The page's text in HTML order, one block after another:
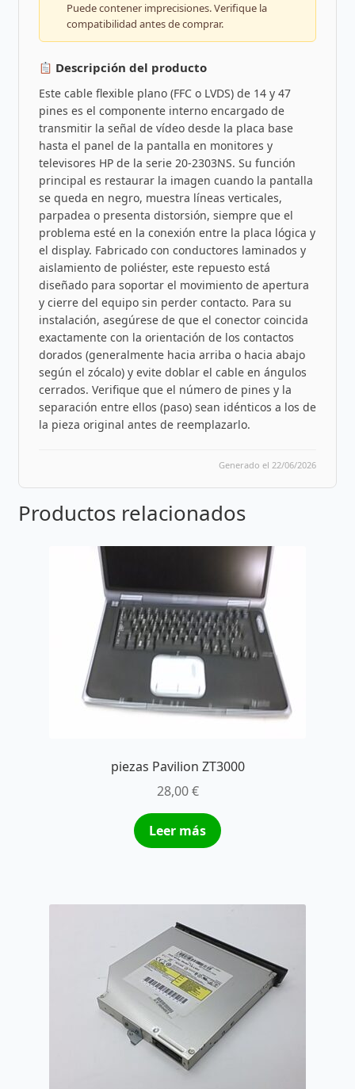
Puede contener imprecisiones. Verifique la
compatibilidad antes de comprar.
Descripción del producto
Este cable flexible plano (FFC o LVDS) de 14 y 47
pines es el componente interno encargado de
transmitir la señal de vídeo desde la placa base
hasta el panel de la pantalla en monitores y
televisores HP de la serie 20-2303NS. Su función
principal es restaurar la imagen cuando la pantalla
se queda en negro, muestra líneas verticales,
parpadea o presenta distorsión, siempre que el
problema esté en la conexión entre la placa lógica y
el display. Fabricado con conductores laminados y
aislamiento de poliéster, este repuesto está
diseñado para soportar el movimiento de apertura
y cierre del equipo sin perder contacto. Para su
instalación, asegúrese de que el conector coincida
exactamente con la orientación de los contactos
dorados (generalmente hacia arriba o hacia abajo
según el zócalo) y evite doblar el cable en ángulos
cerrados. Verifique que el número de pines y la
separación entre ellos (paso) sean idénticos a los de
la pieza original antes de reemplazarlo.
Generado el 22/06/2026
Productos relacionados
piezas Pavilion ZT3000
28,00€
Leer más